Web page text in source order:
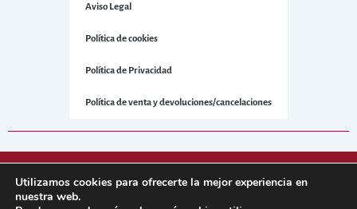
Aviso Legal
Política de cookies
Política de Privacidad
Política de venta y devoluciones/cancelaciones
Utilizamos cookies para ofrecerte la mejor experiencia en
nuestra web.